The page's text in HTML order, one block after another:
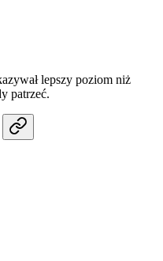
lepszy poziom niż
patrzeć.